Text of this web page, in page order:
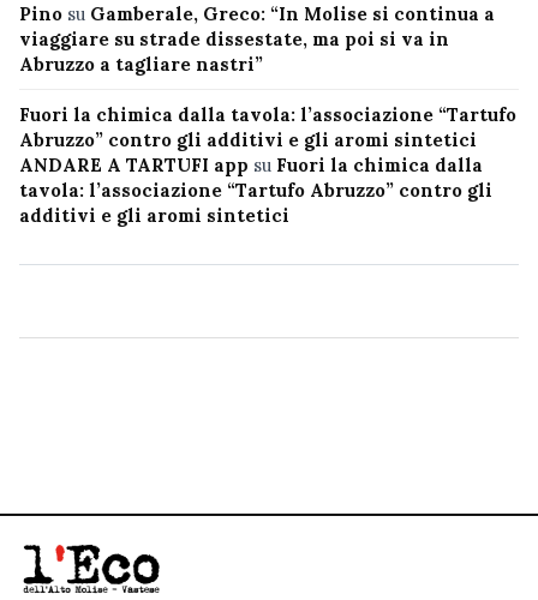
Pino su Gamberale, Greco: “In Molise si continua a
viaggiare su strade dissestate, ma poi si va in
Abruzzo a tagliare nastri”
Fuori la chimica dalla tavola: l’associazione “Tartufo
Abruzzo” contro gli additivi e gli aromi sintetici
ANDARE A TARTUFI app su Fuori la chimica dalla
tavola: l’associazione “Tartufo Abruzzo” contro gli
additivi e gli aromi sintetici